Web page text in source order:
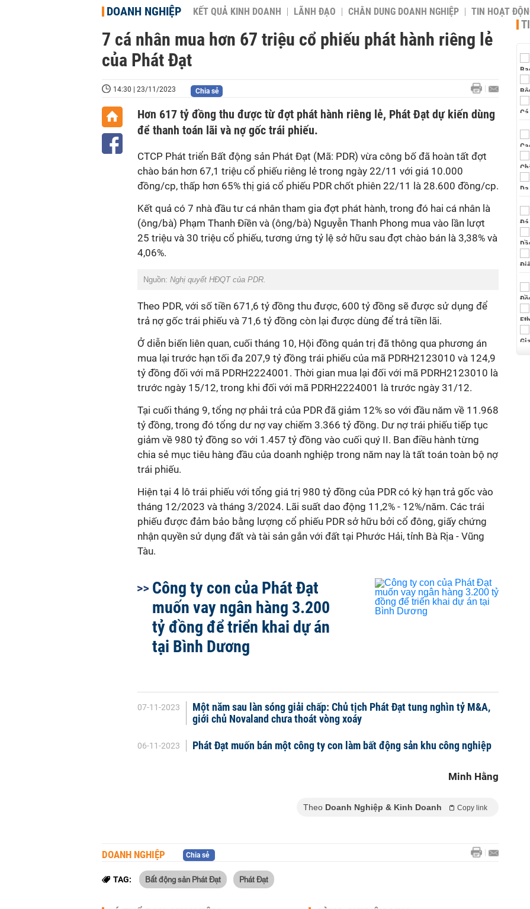
DOANH NGHIỆP KẾT QUẢ KINH DOANH LÃNH ĐẠO CHÂN DUNG DOANH NGHIỆP TIN HOẠT
7 cá nhân mua hơn 67 triệu cổ phiếu phát hành riêng lẻ
của Phát Đạt
14:30 | 23/11/2023 Chia sẻ
Hơn 617 tỷ đồng thu được từ đợt phát hành riêng lẻ, Phát Đạt dự kiến dùng
để thanh toán lãi và nợ gốc trái phiếu.
CTCP Phát triển Bất động sản Phát Đạt (Mã: PDR) vừa công bố đã hoàn tất đợt
chào bán hơn 67,1 triệu cổ phiếu riêng lẻ trong ngày 22/11 với giá 10.000
đồng/cp, thấp hơn 65% thị giá cổ phiếu PDR chốt phiên 22/11 là 28.600 đồng/cp.
Kết quả có 7 nhà đầu tư cá nhân tham gia đợt phát hành, trong đó hai cá nhân là
(ông/bà) Phạm Thanh Điền và (ông/bà) Nguyễn Thanh Phong mua vào lần lượt
25 triệu và 30 triệu cổ phiếu, tương ứng tỷ lệ sở hữu sau đợt chào bán là 3,38% và
4,06%.
Nguồn: Nghị quyết HĐQT của PDR.
Theo PDR, với số tiền 671,6 tỷ đồng thu được, 600 tỷ đồng sẽ được sử dụng để
trả nợ gốc trái phiếu và 71,6 tỷ đồng còn lại được dùng để trả tiền lãi.
Ở diễn biến liên quan, cuối tháng 10, Hội đồng quản trị đã thông qua phương án
mua lại trước hạn tối đa 207,9 tỷ đồng trái phiếu của mã PDRH2123010 và 124,9
tỷ đồng đối với mã PDRH2224001. Thời gian mua lại đối với mã PDRH2123010 là
trước ngày 15/12, trong khi đối với mã PDRH2224001 là trước ngày 31/12.
Tại cuối tháng 9, tổng nợ phải trả của PDR đã giảm 12% so với đầu năm về 11.968
tỷ đồng, trong đó tổng dư nợ vay chiếm 3.366 tỷ đồng. Dư nợ trái phiếu tiếp tục
giảm về 980 tỷ đồng so với 1.457 tỷ đồng vào cuối quý II. Ban điều hành từng
chia sẻ mục tiêu hàng đầu của doanh nghiệp trong năm nay là tất toán toàn bộ nợ
trái phiếu.
Hiện tại 4 lô trái phiếu với tổng giá trị 980 tỷ đồng của PDR có kỳ hạn trả gốc vào
tháng 12/2023 và tháng 3/2024. Lãi suất dao động 11,2% - 12%/năm. Các trái
phiếu được đảm bảo bằng lượng cổ phiếu PDR sở hữu bởi cổ đông, giấy chứng
nhận quyền sử dụng đất và tài sản gắn với đất tại Phước Hải, tỉnh Bà Rịa - Vũng
Tàu.
Công ty con của Phát Đạt
muốn vay ngân hàng 3.200
tỷ đồng để triển khai dự án
tại Bình Dương
07-11-2023
Một năm sau làn sóng giải chấp: Chủ tịch Phát Đạt tung nghìn tỷ M&A,
giới chủ Novaland chưa thoát vòng xoáy
06-11-2023 Phát Đạt muốn bán một công ty con làm bất động sản khu công nghiệp
Minh Hằng
Theo Doanh Nghiệp & Kinh Doanh Copy link
DOANH NGHIỆP Chia sẻ
TAG: Bất động sản Phát Đạt Phát Đạt